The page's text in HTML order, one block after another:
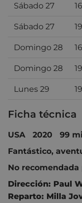
Sábado 27
Sábado 27
Domingo 28
Domingo 28
Lunes 29
Ficha técnica
USA 2020 99
Fantástico,
No recomendada
Dirección: Paul
Reparto: Milla